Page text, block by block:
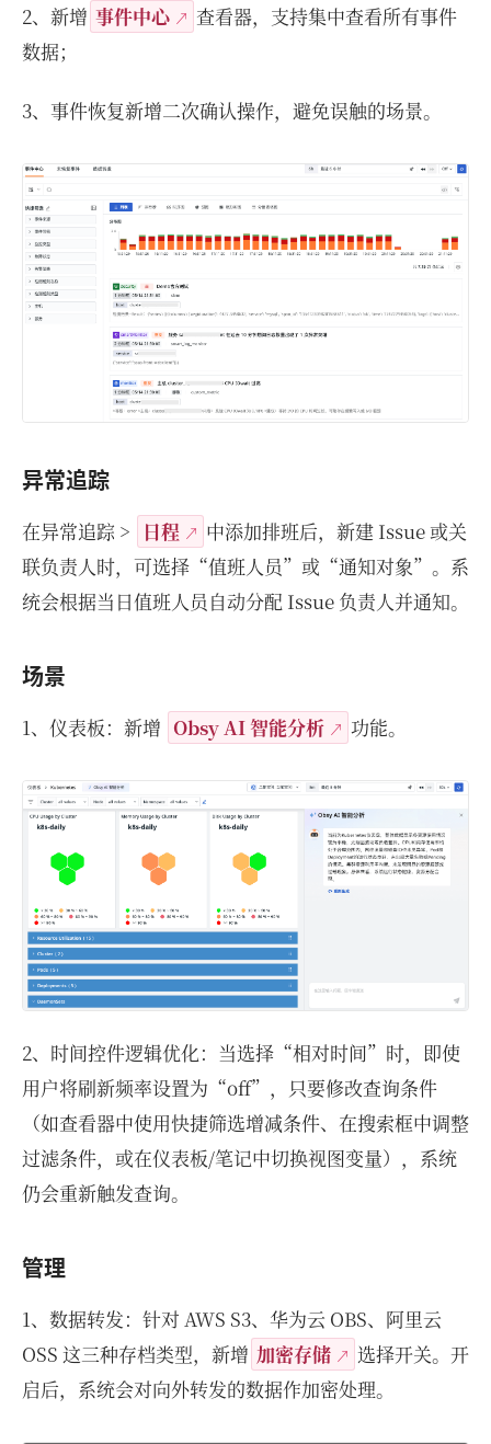
2、新增 事件中心
查看器，支持集中查看所有事件
数据；
3、事件恢复新增二次确认操作，避免误触的场景。
异常追踪
在异常追踪 > 日程
中添加排班后，新建 Issue 或关
联负责人时，可选择“值班人员”或“通知对象”。系
统会根据当日值班人员自动分配 Issue 负责人并通知。
场景
1、仪表板：新增 Obsy AI 智能分析 功能。
2、时间控件逻辑优化：当选择“相对时间”时，即使
用户将刷新频率设置为“off”，只要修改查询条件
（如查看器中使用快捷筛选增减条件、在搜索框中调整
过滤条件，或在仪表板/笔记中切换视图变量），系统
仍会重新触发查询。
管理
1、数据转发：针对 AWS S3、华为云 OBS、阿里云
OSS 这三种存档类型，新增 加密存储
选择开关。开
启后，系统会对向外转发的数据作加密处理。